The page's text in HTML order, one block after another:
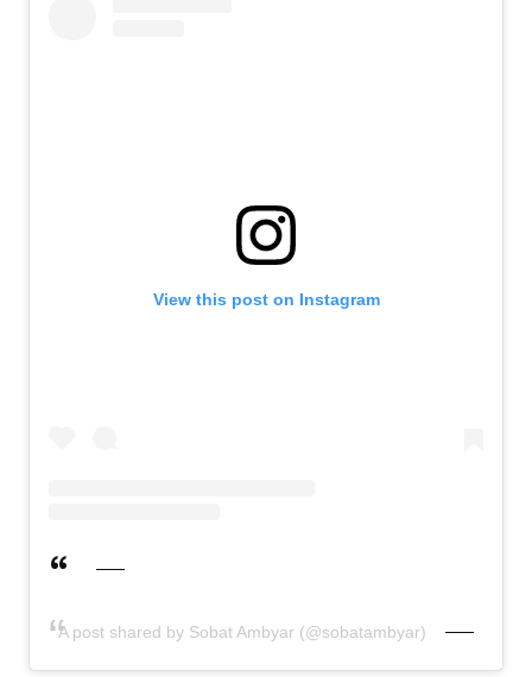
View this post on Instagram
A post shared by Sobat Ambyar (@sobatambyar)